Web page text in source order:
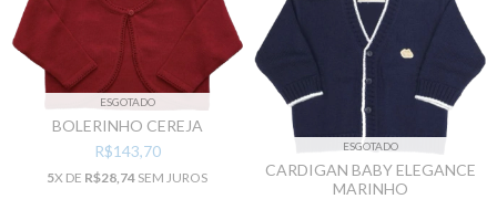
ESGOTADO
BOLERINHO CEREJA
R$143,70
5X DE R$28,74 SEM JUROS
ESGOTADO
CARDIGAN BABY ELEGANCE
MARINHO